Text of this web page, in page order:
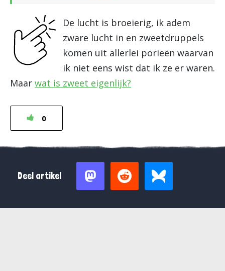
De lucht is broeierig, ik adem
zware lucht in en zweetdruppels
komen uit allerlei porieën waarvan
ik niet eens wist dat ik ze er waren.
Maar wat is zweet eigenlijk?
0
Deel artikel